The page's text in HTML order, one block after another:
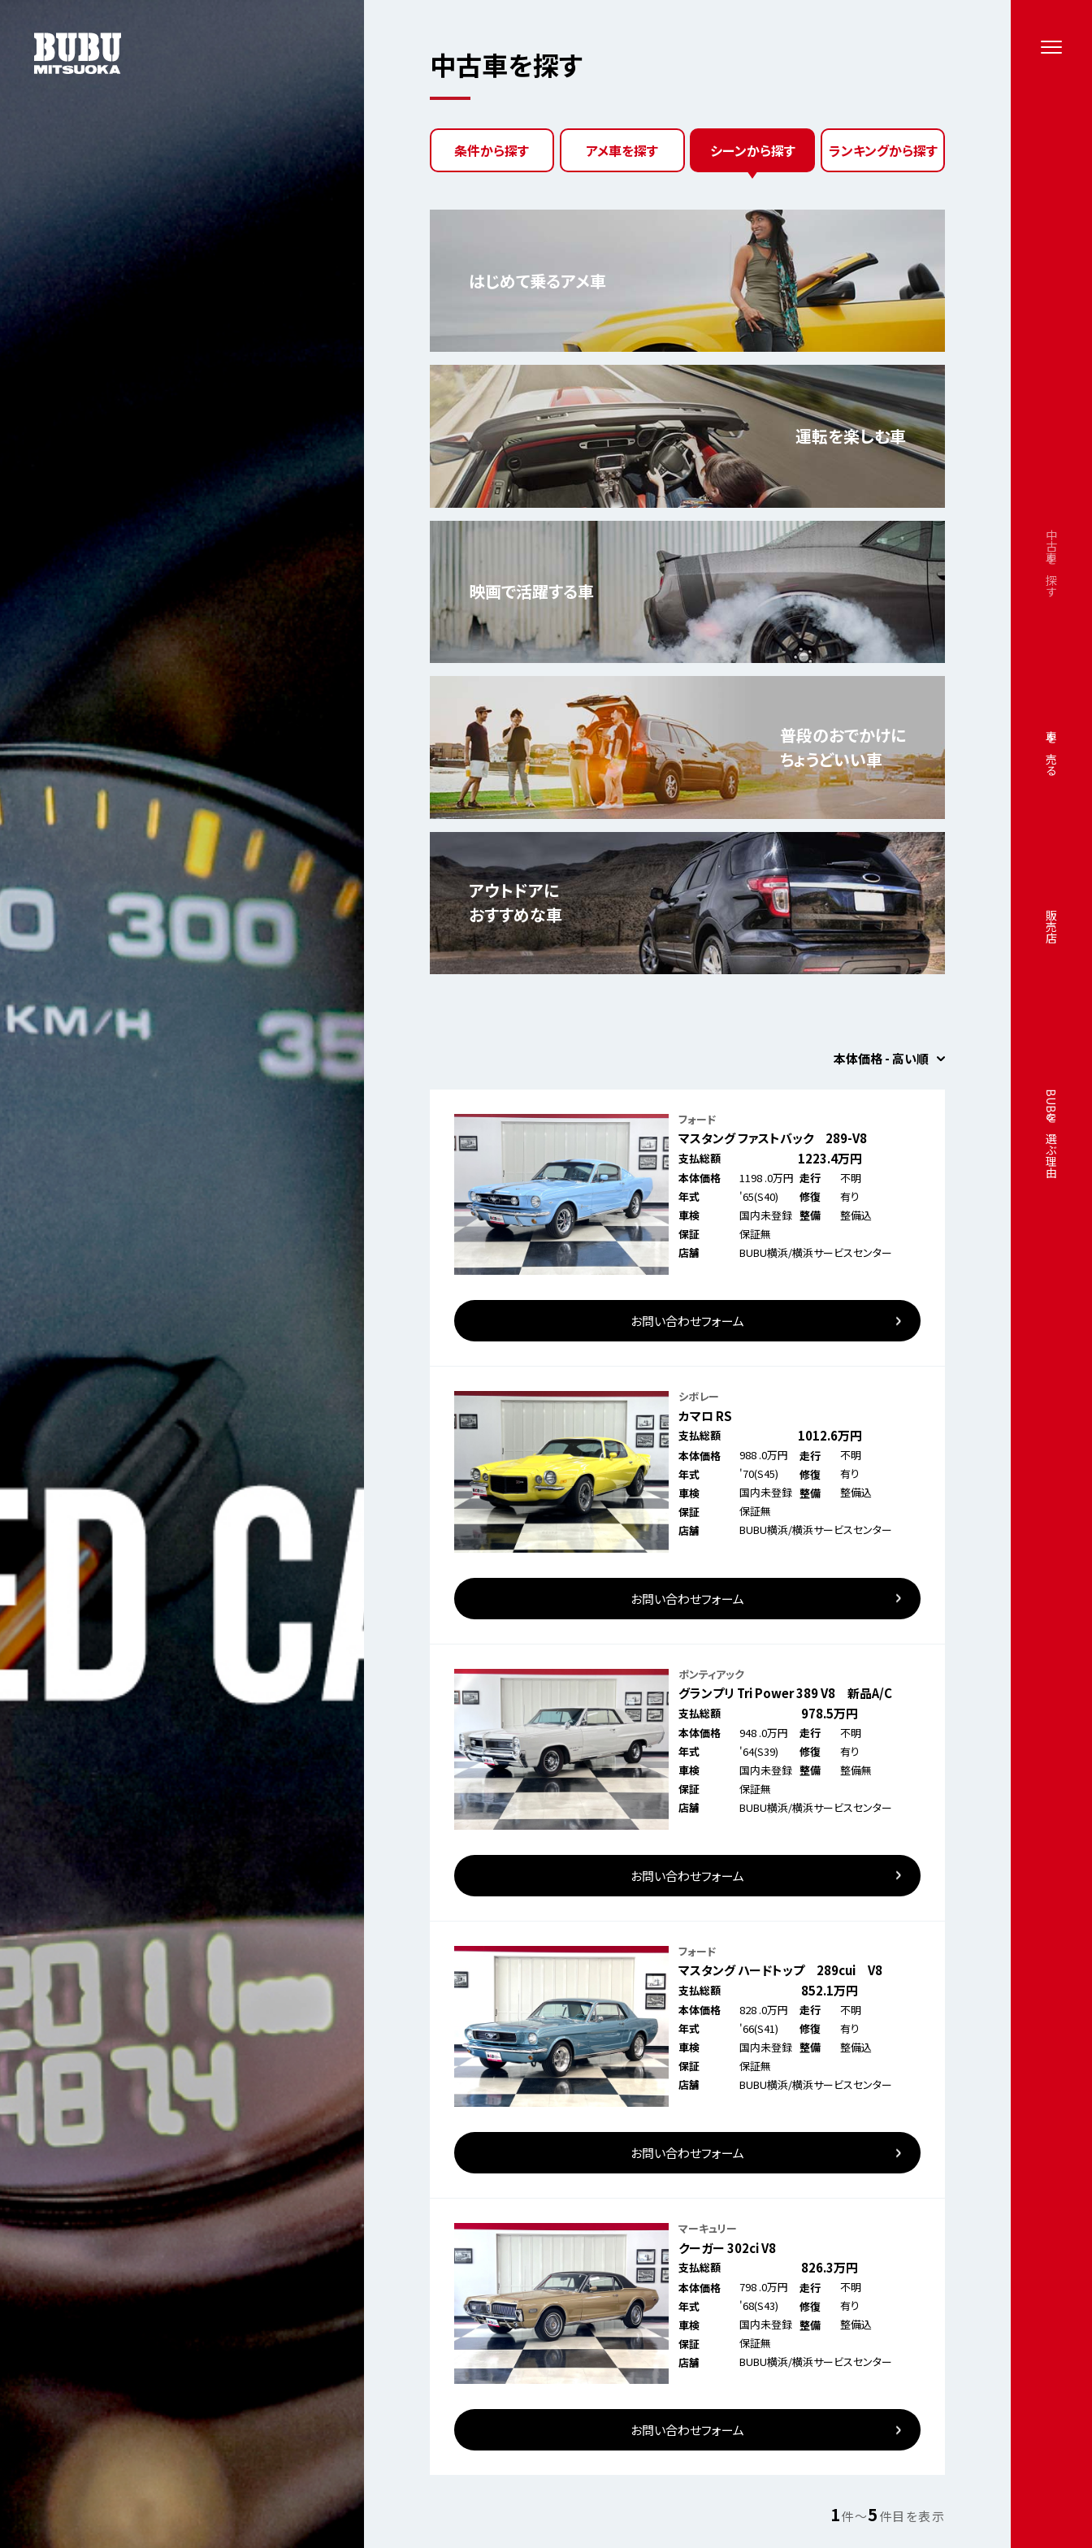
中古車を探す
車を売る
販売店
BUBUを選ぶ理由
中古車を探す
条件から探す アメ車を探す シーンから探す ランキングから探す
はじめて乗るアメ車
運転を楽しむ車
映画で活躍する車
普段のおでかけに
ちょうどいい車
アウトドアに
おすすめな車
本体価格 - 高い順
フォード
マスタング ファストバック 289-V8
支払総額 1223.4万円
本体価格 1198.0万円 走行
不明
年式
'65(S40) 修復
有り
車検
国内未登録 整備
整備込
保証
保証無
店舗
BUBU横浜/横浜サービスセンター
お問い合わせフォーム
シボレー
カマロ RS
支払総額 1012.6万円
本体価格 988.0万円 走行
不明
年式
'70(S45) 修復
有り
車検
国内未登録 整備
整備込
保証
保証無
店舗
BUBU横浜/横浜サービスセンター
お問い合わせフォーム
ポンティアック
グランプリ Tri Power 389 V8 新品A/C
支払総額 978.5万円
本体価格 948.0万円 走行
不明
年式
'64(S39) 修復
有り
車検
国内未登録 整備
整備無
保証
保証無
店舗
BUBU横浜/横浜サービスセンター
お問い合わせフォーム
フォード
マスタング ハードトップ 289cui V8
支払総額 852.1万円
本体価格 828.0万円 走行
不明
年式
'66(S41) 修復
有り
車検
国内未登録 整備
整備込
保証
保証無
店舗
BUBU横浜/横浜サービスセンター
お問い合わせフォーム
マーキュリー
クーガー 302ci V8
支払総額 826.3万円
本体価格 798.0万円 走行
不明
年式
'68(S43) 修復
有り
車検
国内未登録 整備
整備込
保証
保証無
店舗
BUBU横浜/横浜サービスセンター
お問い合わせフォーム
1件〜5件目を表示